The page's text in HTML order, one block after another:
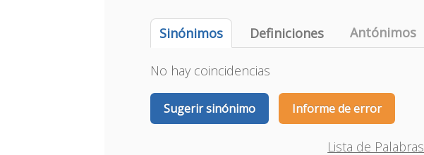
Sinónimos Definiciones Antónimos
No hay coincidencias
Sugerir sinónimo Informe de error
Lista de Palabras